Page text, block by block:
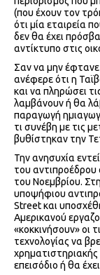
(που έχουν τον
ότι μία εταιρεία
δεν θα έχει
αντίκτυπο στις
Σαν να μην
ανέφερε ότι η
και να πληρώσει
λαμβάνουν ή θα
παραγωγή
τι συνέβη με τις
βυθίστηκαν την
Την ανησυχία
του αντιπροέδρου
του Νοεμβρίου.
υποψήφιου
Street και
Αμερικανού
«κοκκινήσουν» οι
τεχνολογίας να
επεισόδιο ή θα